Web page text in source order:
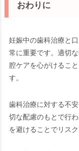
おわりに
妊娠中の歯科治療と
常に重要です。適切
腔ケアを心がけるこ
す。
歯科治療に対する不
切な配慮のもとで行
を避けることでリス